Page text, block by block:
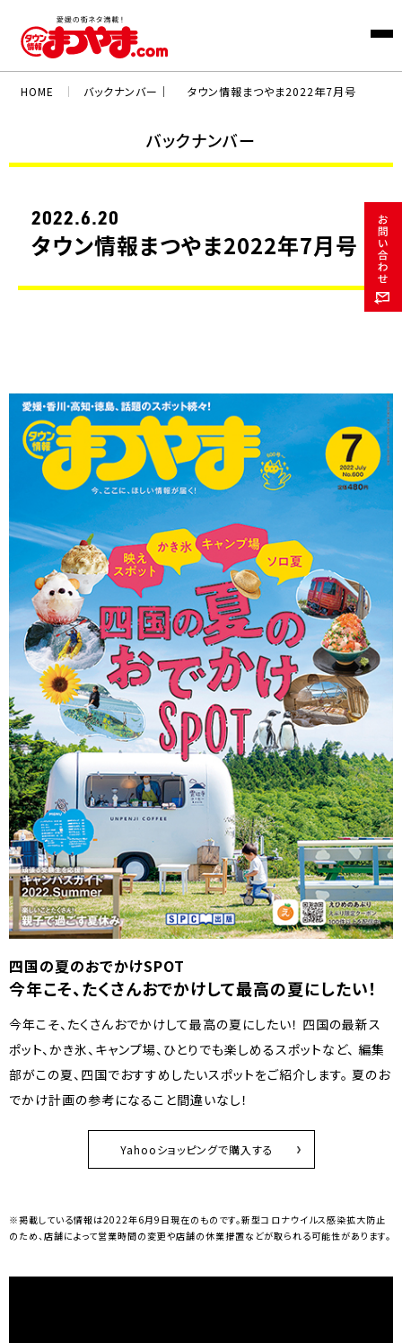
HOME ｜ バックナンバー｜ タウン情報まつやま2022年7月号
バックナンバー
2022.6.20
タウン情報まつやま2022年7月号
四国の夏のおでかけSPOT
今年こそ、たくさんおでかけして最高の夏にしたい！
今年こそ、たくさんおでかけして最高の夏にしたい！ 四国の最新ス
ポット、かき氷、キャンプ場、ひとりでも楽しめるスポットなど、 編集
部がこの夏、四国でおすすめしたいスポットをご紹介します。 夏のお
でかけ計画の参考になること間違いなし！
Yahooショッピングで購入する
※掲載している情報は2022年6月9日現在のものです。新型コロナウイルス感染拡大防止
のため、店舗によって営業時間の変更や店舗の休業措置などが取られる可能性があります。